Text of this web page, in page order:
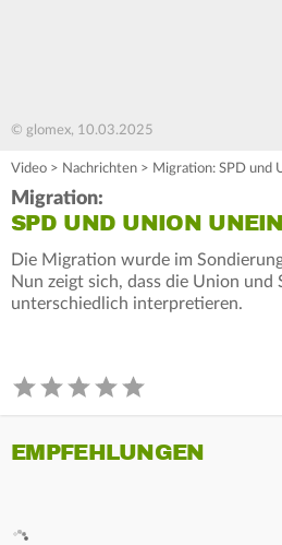
© glomex, 10.03.2025
Video > Nachrichten > Migration: SPD und
Migration:
SPD UND UNION
Die Migration wurde im
Nun zeigt sich, dass die Union und
unterschiedlich interpretieren.
EMPFEHLUNGEN